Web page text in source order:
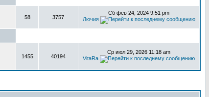
58 3757
Сб фев 24, 2024 9:51 pm
Лючия
1455 40194
Ср июл 29, 2026 11:18 am
VitaRa